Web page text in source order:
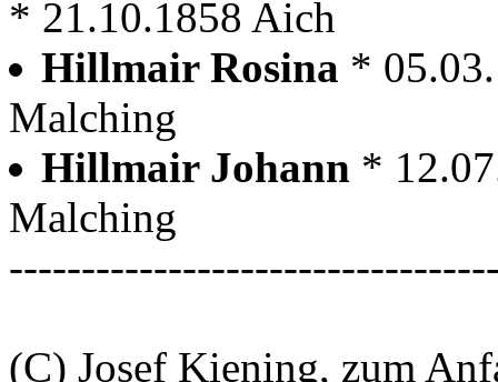
* 21.10.1858 Aich
Hillmair Rosina *
Malching
Hillmair Johann *
Malching
(C) Josef Kiening, zum